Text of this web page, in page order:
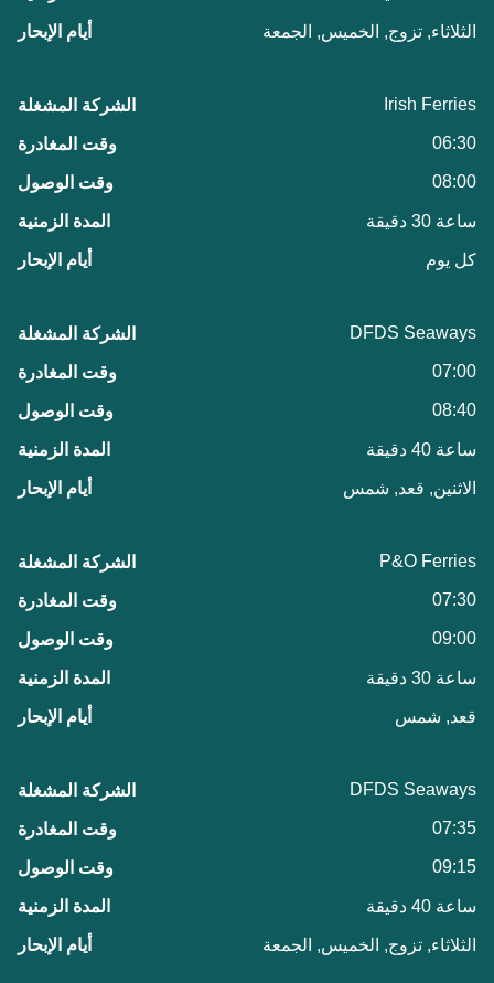
الثلاثاء, تزوج, الخميس, الجمعة
Irish Ferries
06:30
08:00
ساعة 30 دقيقة
كل يوم
DFDS Seaways
07:00
08:40
ساعة 40 دقيقة
الاثنين, قعد, شمس
P&O Ferries
07:30
09:00
ساعة 30 دقيقة
قعد, شمس
DFDS Seaways
07:35
09:15
ساعة 40 دقيقة
الثلاثاء, تزوج, الخميس, الجمعة